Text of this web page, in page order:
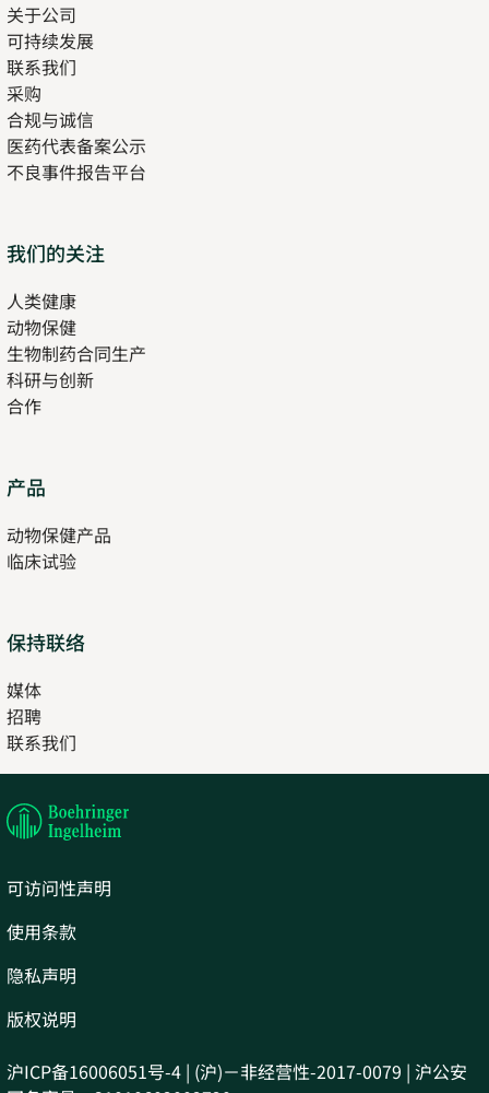
关于公司
可持续发展
联系我们
采购
合规与诚信
医药代表备案公示
不良事件报告平台
我们的关注
人类健康
new
tab
动物保健
生物制药合同生产
科研与创新
合作
产品
new
tab
动物保健产品
临床试验
保持联络
媒体
招聘
in
new
联系我们
in
tab
可访问性声明
使用条款
隐私声明
版权说明
沪ICP备16006051号-4 | (沪)－非经营性-2017-0079 | 沪公安